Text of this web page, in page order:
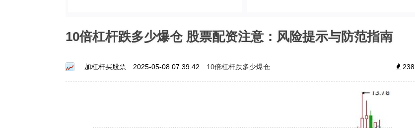
10倍杠杆跌多少爆仓 股票配资注意：风险提示与防范指南
加杠杆买股票 2025-05-08 07:39:42 10倍杠杆跌多少爆仓 238